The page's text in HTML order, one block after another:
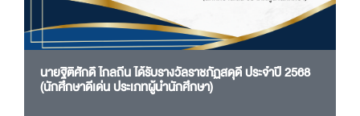
นายฐิติศักดิ์ ไกลถิ่น ได้รับรางวัลราชภัฏสดุดี ประจำปี 2568
(นักศึกษาดีเด่น ประเภทผู้นำนักศึกษา)